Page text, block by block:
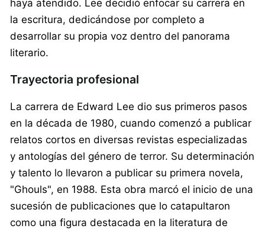
haya atendido. Lee decidió enfocar su carrera en
la escritura, dedicándose por completo a
desarrollar su propia voz dentro del panorama
literario.
Trayectoria profesional
La carrera de Edward Lee dio sus primeros pasos
en la década de 1980, cuando comenzó a publicar
relatos cortos en diversas revistas especializadas
y antologías del género de terror. Su determinación
y talento lo llevaron a publicar su primera novela,
"Ghouls", en 1988. Esta obra marcó el inicio de una
sucesión de publicaciones que lo catapultaron
como una figura destacada en la literatura de